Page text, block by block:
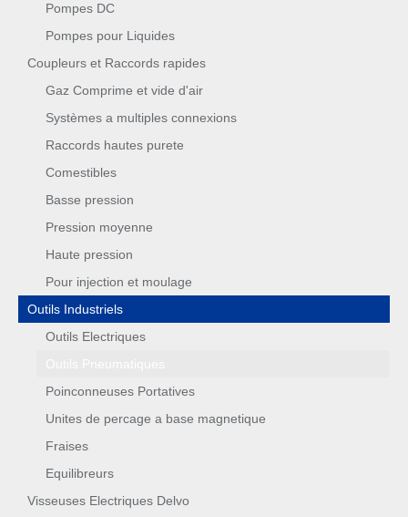
Pompes DC
Pompes pour Liquides
Coupleurs et Raccords rapides
Gaz Comprime et vide d'air
Systèmes a multiples connexions
Raccords hautes purete
Comestibles
Basse pression
Pression moyenne
Haute pression
Pour injection et moulage
Outils Industriels
Outils Electriques
Poinconneuses Portatives
Unites de percage a base magnetique
Fraises
Equilibreurs
Visseuses Electriques Delvo